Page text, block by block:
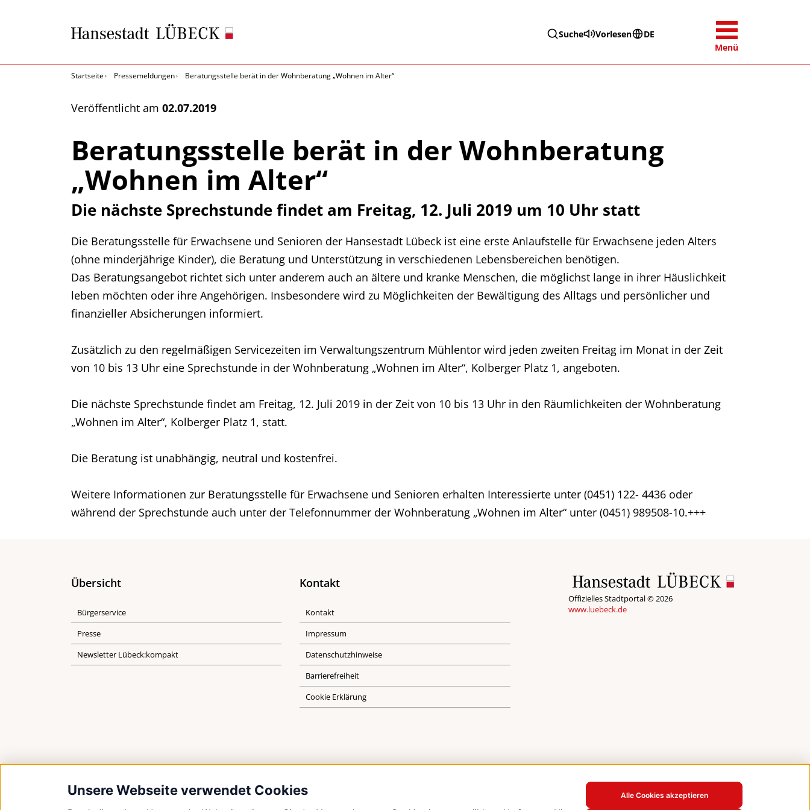
Unsere Webseite verwendet Cookies Alle Cookies akzeptieren
Suche Vorlesen
DE
Menü
Startseite Pressemeldungen Beratungsstelle berät in der Wohnberatung „Wohnen im Alter“
Veröffentlicht am 02.07.2019
Beratungsstelle berät in der Wohnberatung
„Wohnen im Alter“
Die nächste Sprechstunde findet am Freitag, 12. Juli 2019 um 10 Uhr statt
Die Beratungsstelle für Erwachsene und Senioren der Hansestadt Lübeck ist eine erste Anlaufstelle für Erwachsene jeden Alters
(ohne minderjährige Kinder), die Beratung und Unterstützung in verschiedenen Lebensbereichen benötigen.
Das Beratungsangebot richtet sich unter anderem auch an ältere und kranke Menschen, die möglichst lange in ihrer Häuslichkeit
leben möchten oder ihre Angehörigen. Insbesondere wird zu Möglichkeiten der Bewältigung des Alltags und persönlicher und
finanzieller Absicherungen informiert.
Zusätzlich zu den regelmäßigen Servicezeiten im Verwaltungszentrum Mühlentor wird jeden zweiten Freitag im Monat in der Zeit
von 10 bis 13 Uhr eine Sprechstunde in der Wohnberatung „Wohnen im Alter“, Kolberger Platz 1, angeboten.
Die nächste Sprechstunde findet am Freitag, 12. Juli 2019 in der Zeit von 10 bis 13 Uhr in den Räumlichkeiten der Wohnberatung
„Wohnen im Alter“, Kolberger Platz 1, statt.
Die Beratung ist unabhängig, neutral und kostenfrei.
Weitere Informationen zur Beratungsstelle für Erwachsene und Senioren erhalten Interessierte unter (0451) 122- 4436 oder
während der Sprechstunde auch unter der Telefonnummer der Wohnberatung „Wohnen im Alter“ unter (0451) 989508-10.+++
Übersicht
Bürgerservice
Presse
Newsletter Lübeck:kompakt
Kontakt
Kontakt
Impressum
Datenschutzhinweise
Barrierefreiheit
Cookie Erklärung
Offizielles Stadtportal © 2026
www.luebeck.de